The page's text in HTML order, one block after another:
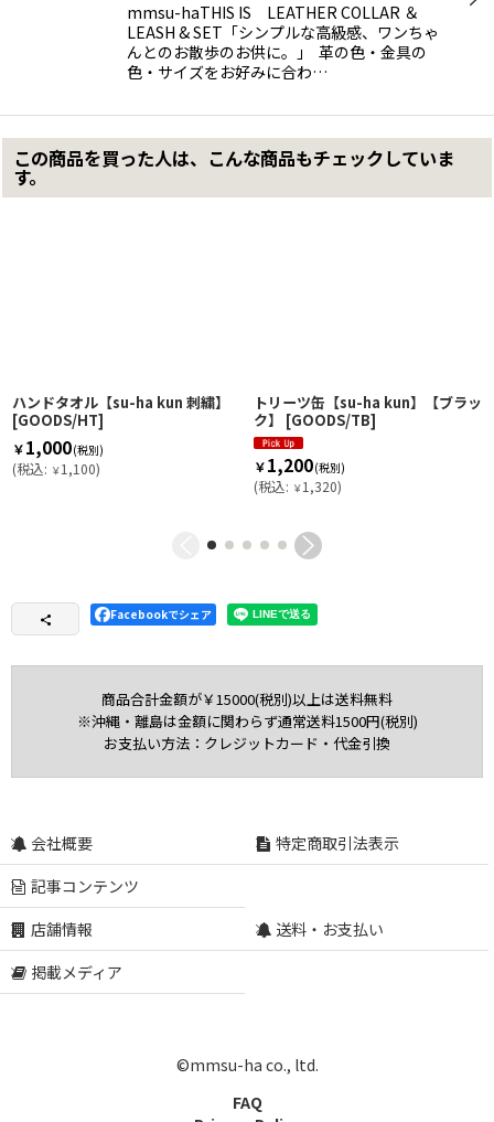
mmsu-haTHIS IS LEATHER COLLAR ＆
LEASH & SET「シンプルな高級感、ワンちゃ
んとのお散歩のお供に。」 革の色・金具の
色・サイズをお好みに合わ…
この商品を買った人は、こんな商品もチェックしていま
す。
ハンドタオル【su-ha kun 刺繍】
[GOODS/HT]
￥1,000(税別)
(税込: ￥1,100)
トリーツ缶【su-ha kun】【ブラッ
ク】
[GOODS/TB]
￥1,200(税別)
(税込: ￥1,320)
Facebookでシェア
商品合計金額が￥15000(税別)以上は送料無料
※沖縄・離島は金額に関わらず通常送料1500円(税別)
お支払い方法：クレジットカード・代金引換
会社概要
特定商取引法表示
記事コンテンツ
店舗情報
送料・お支払い
掲載メディア
©mmsu-ha co., ltd.
FAQ